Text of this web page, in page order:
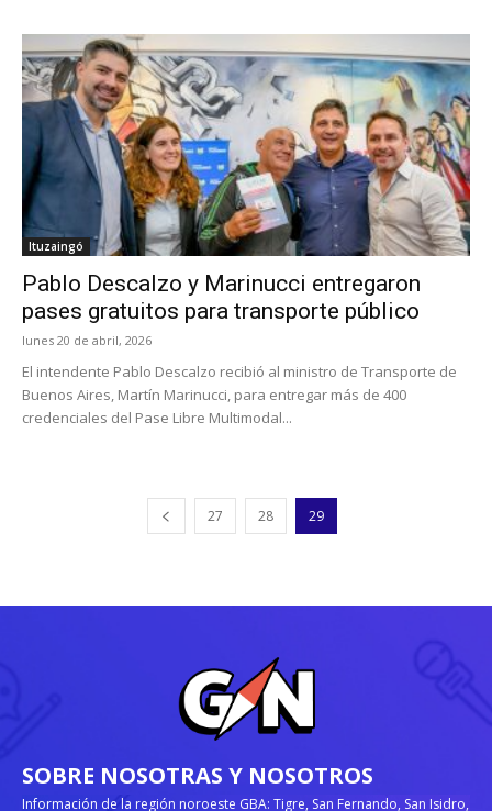
Ituzaingó
Pablo Descalzo y Marinucci entregaron
pases gratuitos para transporte público
lunes 20 de abril, 2026
El intendente Pablo Descalzo recibió al ministro de Transporte de
Buenos Aires, Martín Marinucci, para entregar más de 400
credenciales del Pase Libre Multimodal...
27 28 29
SOBRE NOSOTRAS Y NOSOTROS
Información de la región noroeste GBA: Tigre, San Fernando, San Isidro,